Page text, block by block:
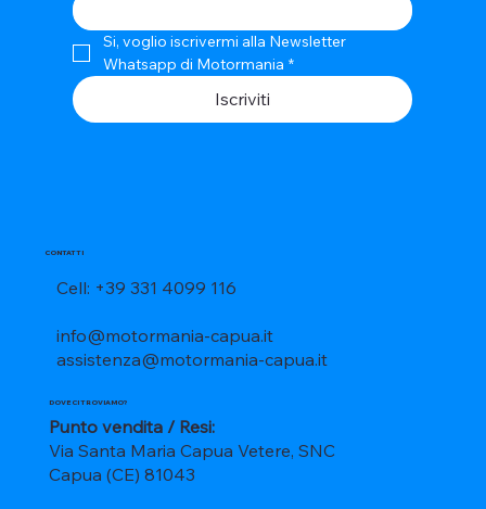
CONTATTI
Cell: +39 331 4099 116
info@motormania-capua.it
assistenza@motormania-capua.it
DOVE CI TROVIAMO?
Punto vendita / Resi:
Via Santa Maria Capua Vetere, SNC
Capua (CE) 81043
Si, voglio iscrivermi alla Newsletter
Whatsapp di Motormania *
Iscriviti